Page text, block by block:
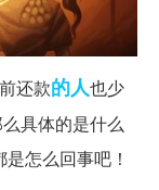
还款的人也少
具体的是什么
怎么回事吧！